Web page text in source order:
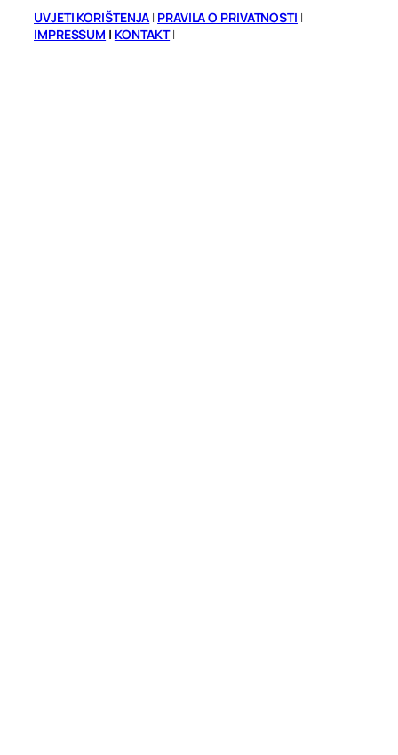
UVJETI KORIŠTENJA | PRAVILA O PRIVATNOSTI |
IMPRESSUM | KONTAKT|